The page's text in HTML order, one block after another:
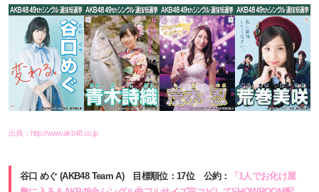
出典： http://www.akb48.co.jp
谷口 めぐ (AKB48 Team A) 目標順位：17位 公約：
「1人でお化け屋